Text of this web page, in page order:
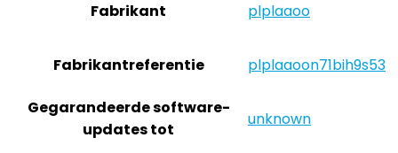
Fabrikant ‎plplaaoo
Fabrikantreferentie ‎plplaaoon71bih9s53
Gegarandeerde software-
updates tot
‎unknown